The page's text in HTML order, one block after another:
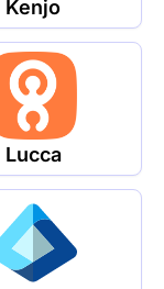
Kenjo
Lucca